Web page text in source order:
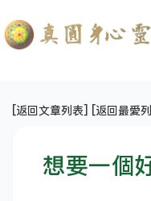
[返回文章列表] [返回最愛
想要一個